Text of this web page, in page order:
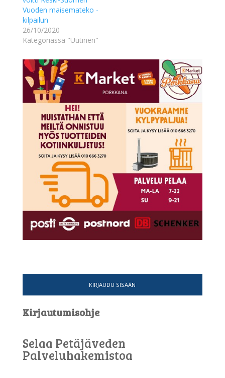
Vuoden maisemateko -
kilpailun
26/10/2020
Kategoriassa "Uutinen"
KIRJAUDU SISÄÄN
Kirjautumisohje
Selaa Petäjäveden
Palveluhakemistoa